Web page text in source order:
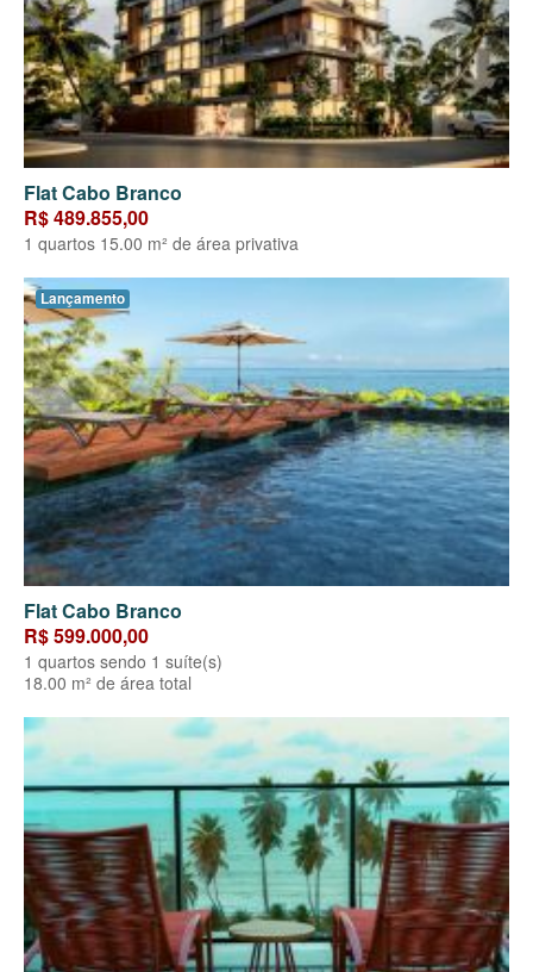
Flat Cabo Branco
R$ 489.855,00
1 quartos 15.00 m² de área privativa
Lançamento
Flat Cabo Branco
R$ 599.000,00
1 quartos sendo 1 suíte(s)
18.00 m² de área total